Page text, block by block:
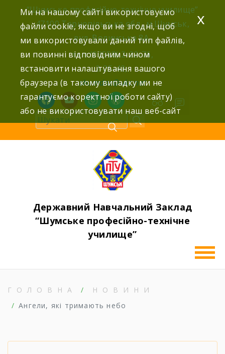
content
“Шумське професійно-технічне училище”
47100 Тернопільська обл., м.Шумськ,
вул. Волинська 8А,
тел: (03558) 2-22-76,
2-25-42,
shumdnz@ukr.net
facebookyoutubeinstagramwordpress
Державний Навчальний Заклад
“Шумське професійно-технічне
училище”
ГОЛОВНА
НОВИНИ
Ангели, які тримають небо
Ми на нашому сайті використовуємо
файли cookie, якщо ви не згодні, щоб
ми використовували даний тип файлів,
ви повинні відповідним чином
встановити налаштування вашого
браузера (в такому випадку ми не
гарантуємо коректної роботи сайту)
або не використовувати наш веб-сайт
x